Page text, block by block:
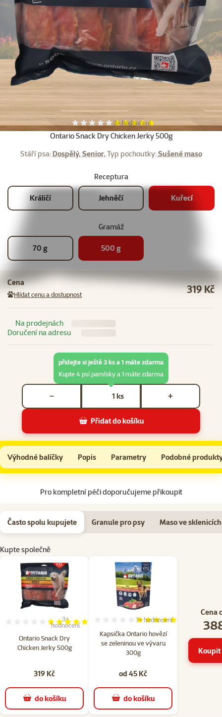
Ontario Snack Dry Chicken Jerky 500g
Hodnocení 100%, počet hodnocení:
3× hodnocení
Stáří psa: Dospělý, Senior, Typ pochoutky:Sušené maso
Receptura
Králičí Jehněčí Kuřecí
Gramáž
70 g 500 g
Cena
Hlídat cenu a dostupnost 319 Kč
Na prodejnách
Doručení na adresu
ks
− +
přidejte si ještě 3 ks a 1 máte zdarma
Kupte 4 psí pamlsky a 1 máte zdarma
Přidat do košíku
Další fotky
Ontario Snack Dry Chicken Jerky 500g
Do košíku
Výhodné balíčky Popis Parametry Podobné
Na začátek stránky
Pro kompletní péči doporučujeme přikoupit
Často spolu kupujete Granule pro psy Maso ve sklenicích
Kupte společně
Ontario Snack Dry
Chicken Jerky 500g
Hodnocení 100%, počet hodnocení: 3
3×
hodnocení
319 Kč
do košíku
Kapsička Ontario hovězí
se zeleninou ve vývaru
300g
Hodnocení 100%, počet
7×hodnocení
od 45 Kč
do košíku
Cena